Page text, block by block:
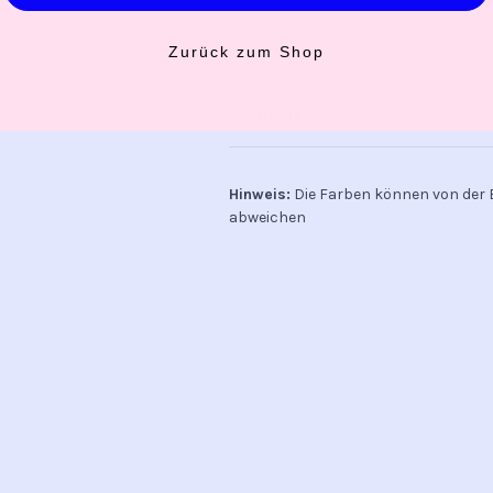
VERSAND
Hinweis: Die Farben können von
abweichen
Zurück zum Shop